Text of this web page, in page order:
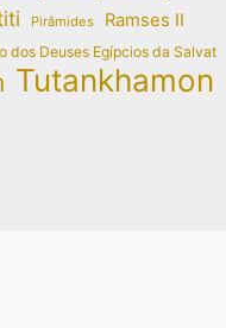
Pirâmides Ramses II
dos Deuses Egípcios da Salvat
Tutankhamon